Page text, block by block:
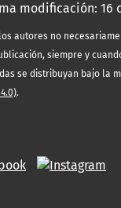
modificación: 16
autores no
siempre y
se distribuyan bajo la
.